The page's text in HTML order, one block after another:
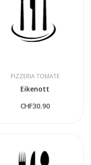
PIZZERIA TOMATE
Eikenott
CHF30.90